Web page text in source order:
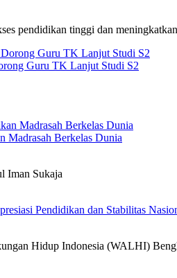
pendidikan tinggi dan
Guru TK Lanjut Studi S2
Madrasah Berkelas Dunia
Iman Sukaja
Pendidikan dan Stabilitas
Hidup Indonesia (WALHI)